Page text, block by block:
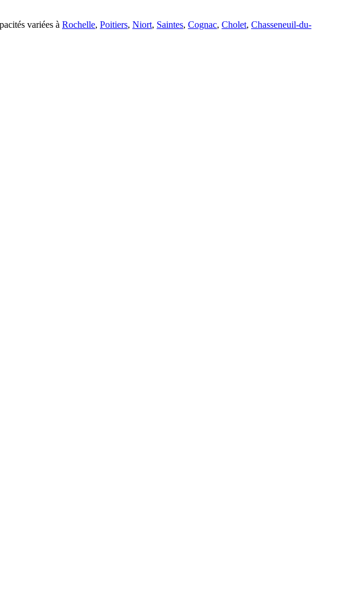
variées à Rochelle, Poitiers, Niort, Saintes, Cognac, Cholet, Chasseneuil-du-